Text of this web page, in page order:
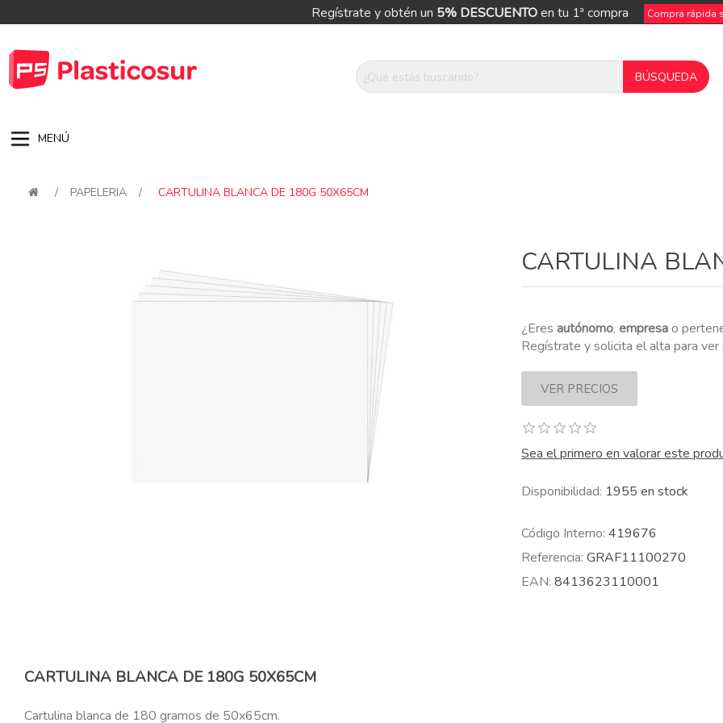
Regístrate y obtén un 5% DESCUENTOen tu 1ª compra Compra rápida
MENÚ
/ PAPELERIA / CARTULINA BLANCA DE 180G 50X65CM
CARTULINA
¿Eresautónomo,empresao
Regístrate y solicita el alta para
Sea el primero en valorar este
Disponibilidad: 1955 en stock
Código Interno: 419676
Referencia: GRAF11100270
EAN: 8413623110001
CARTULINA BLANCA DE 180G 50X65CM
Cartulina blanca de 180 gramos de 50x65cm.